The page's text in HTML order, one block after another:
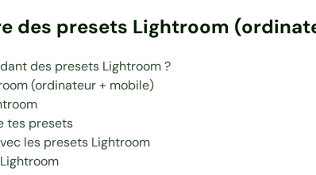
des presets Lightroom
des presets Lightroom ?
(ordinateur + mobile)
tes presets
les presets Lightroom